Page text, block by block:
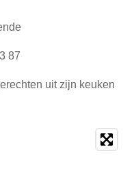
87
uit zijn keuken